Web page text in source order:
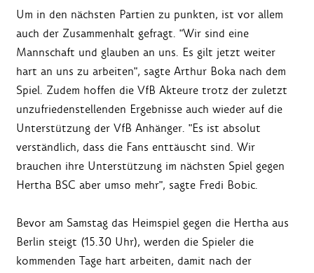
Um in den nächsten Partien zu punkten, ist vor allem
auch der Zusammenhalt gefragt. "Wir sind eine
Mannschaft und glauben an uns. Es gilt jetzt weiter
hart an uns zu arbeiten", sagte Arthur Boka nach dem
Spiel. Zudem hoffen die VfB Akteure trotz der zuletzt
unzufriedenstellenden Ergebnisse auch wieder auf die
Unterstützung der VfB Anhänger. "Es ist absolut
verständlich, dass die Fans enttäuscht sind. Wir
brauchen ihre Unterstützung im nächsten Spiel gegen
Hertha BSC aber umso mehr", sagte Fredi Bobic.
Bevor am Samstag das Heimspiel gegen die Hertha aus
Berlin steigt (15.30 Uhr), werden die Spieler die
kommenden Tage hart arbeiten, damit nach der